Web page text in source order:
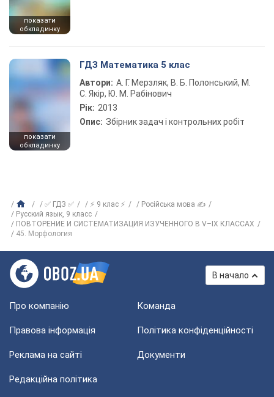
показати
обкладинку
показати
обкладинку
ГДЗ Математика 5 клас
Автори: А. Г. Мерзляк, В. Б. Полонський, М.
С. Якір, Ю. М. Рабінович
Рік: 2013
Опис: Збірник задач і контрольних робіт
✅ ГДЗ ✅ ⚡ 9 клас ⚡
Російська мова ✍
Русский язык, 9 класс
ПОВТОРЕНИЕ И СИСТЕМАТИЗАЦИЯ ИЗУЧЕННОГО В V–IX КЛАССАХ
45. Морфология
В начало
Про компанію Команда
Правова інформація Політика конфіденційності
Реклама на сайті Документи
Редакційна політика